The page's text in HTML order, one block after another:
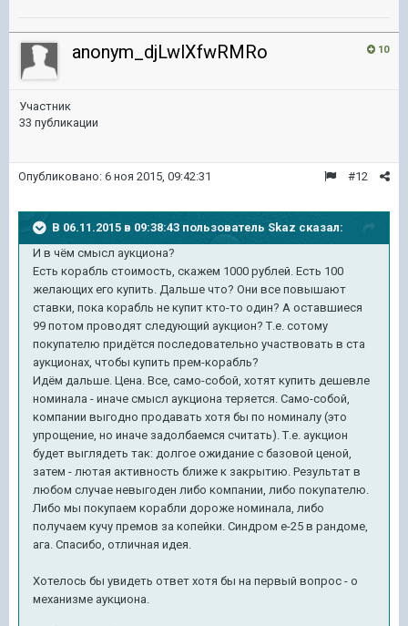
10
anonym_djLwlXfwRMRo
Участник
33 публикации
#12
Опубликовано: 6 ноя 2015, 09:42:31
В 06.11.2015 в 09:38:43 пользователь Skaz сказал:
И в чём смысл аукциона?
Есть корабль стоимость, скажем 1000 рублей. Есть 100
желающих его купить. Дальше что? Они все повышают
ставки, пока корабль не купит кто-то один? А оставшиеся
99 потом проводят следующий аукцион? Т.е. сотому
покупателю придётся последовательно участвовать в ста
аукционах, чтобы купить прем-корабль?
Идём дальше. Цена. Все, само-собой, хотят купить дешевле
номинала - иначе смысл аукциона теряется. Само-собой,
компании выгодно продавать хотя бы по номиналу (это
упрощение, но иначе задолбаемся считать). Т.е. аукцион
будет выглядеть так: долгое ожидание с базовой ценой,
затем - лютая активность ближе к закрытию. Результат в
любом случае невыгоден либо компании, либо покупателю.
Либо мы покупаем корабли дороже номинала, либо
получаем кучу премов за копейки. Синдром e-25 в рандоме,
ага. Спасибо, отличная идея.
Хотелось бы увидеть ответ хотя бы на первый вопрос - о
механизме аукциона.